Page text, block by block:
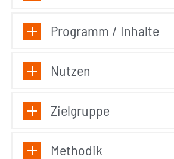
Programm / Inhalte
Nutzen
Zielgruppe
Methodik